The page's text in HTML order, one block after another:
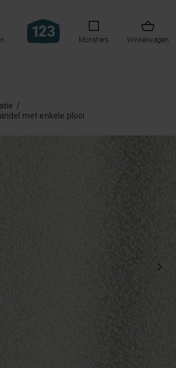
Monsters Winkelwagen
met enkele plooi